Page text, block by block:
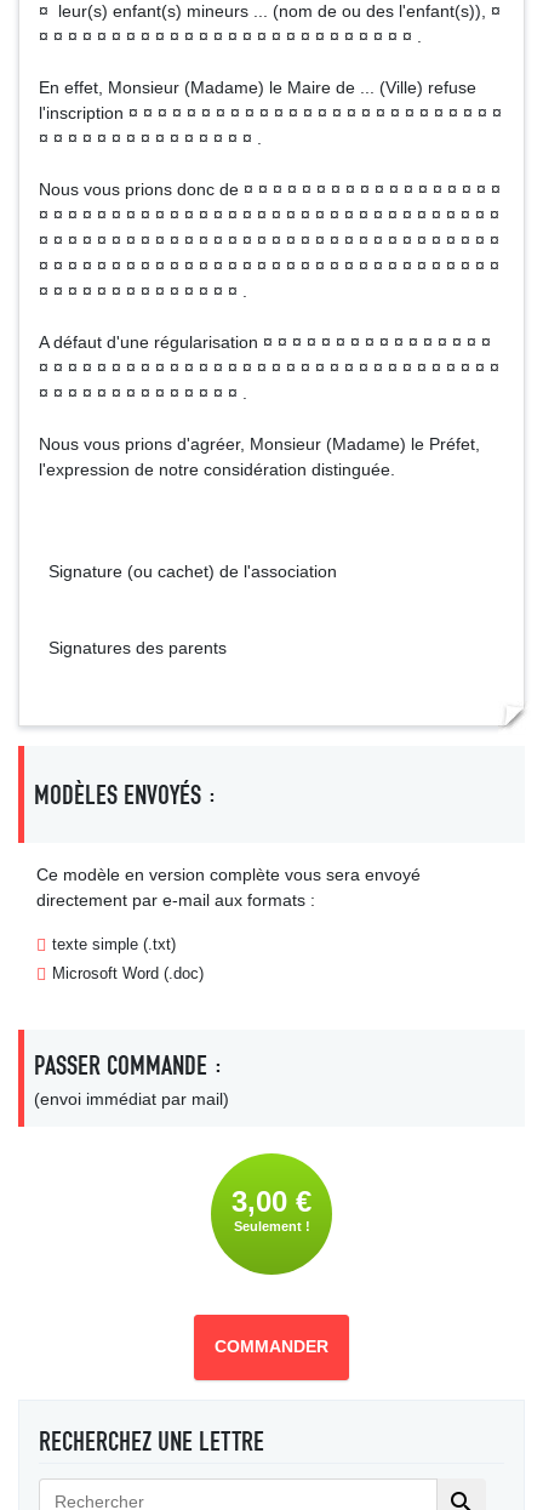
¤ leur(s) enfant(s) mineurs ... (nom de ou des l'enfant(s)), ¤
¤ ¤ ¤ ¤ ¤ ¤ ¤ ¤ ¤ ¤ ¤ ¤ ¤ ¤ ¤ ¤ ¤ ¤ ¤ ¤ ¤ ¤ ¤ ¤ ¤ ¤ .
En effet, Monsieur (Madame) le Maire de ... (Ville) refuse
l'inscription ¤ ¤ ¤ ¤ ¤ ¤ ¤ ¤ ¤ ¤ ¤ ¤ ¤ ¤ ¤ ¤ ¤ ¤ ¤ ¤ ¤ ¤ ¤ ¤ ¤ ¤
¤ ¤ ¤ ¤ ¤ ¤ ¤ ¤ ¤ ¤ ¤ ¤ ¤ ¤ ¤ .
Nous vous prions donc de ¤ ¤ ¤ ¤ ¤ ¤ ¤ ¤ ¤ ¤ ¤ ¤ ¤ ¤ ¤ ¤ ¤ ¤
¤ ¤ ¤ ¤ ¤ ¤ ¤ ¤ ¤ ¤ ¤ ¤ ¤ ¤ ¤ ¤ ¤ ¤ ¤ ¤ ¤ ¤ ¤ ¤ ¤ ¤ ¤ ¤ ¤ ¤ ¤ ¤
¤ ¤ ¤ ¤ ¤ ¤ ¤ ¤ ¤ ¤ ¤ ¤ ¤ ¤ ¤ ¤ ¤ ¤ ¤ ¤ ¤ ¤ ¤ ¤ ¤ ¤ ¤ ¤ ¤ ¤ ¤ ¤
¤ ¤ ¤ ¤ ¤ ¤ ¤ ¤ ¤ ¤ ¤ ¤ ¤ ¤ ¤ ¤ ¤ ¤ ¤ ¤ ¤ ¤ ¤ ¤ ¤ ¤ ¤ ¤ ¤ ¤ ¤ ¤
¤ ¤ ¤ ¤ ¤ ¤ ¤ ¤ ¤ ¤ ¤ ¤ ¤ ¤ .
A défaut d'une régularisation ¤ ¤ ¤ ¤ ¤ ¤ ¤ ¤ ¤ ¤ ¤ ¤ ¤ ¤ ¤ ¤
¤ ¤ ¤ ¤ ¤ ¤ ¤ ¤ ¤ ¤ ¤ ¤ ¤ ¤ ¤ ¤ ¤ ¤ ¤ ¤ ¤ ¤ ¤ ¤ ¤ ¤ ¤ ¤ ¤ ¤ ¤ ¤
¤ ¤ ¤ ¤ ¤ ¤ ¤ ¤ ¤ ¤ ¤ ¤ ¤ ¤ .
Nous vous prions d'agréer, Monsieur (Madame) le Préfet,
l'expression de notre considération distinguée.
Signature (ou cachet) de l'association
Signatures des parents
MODÈLES ENVOYÉS :
Ce modèle en version complète vous sera envoyé
directement par e-mail aux formats :
texte simple (.txt)
Microsoft Word (.doc)
PASSER COMMANDE :
(envoi immédiat par mail)
3,00 €
Seulement !
COMMANDER
RECHERCHEZ UNE LETTRE
